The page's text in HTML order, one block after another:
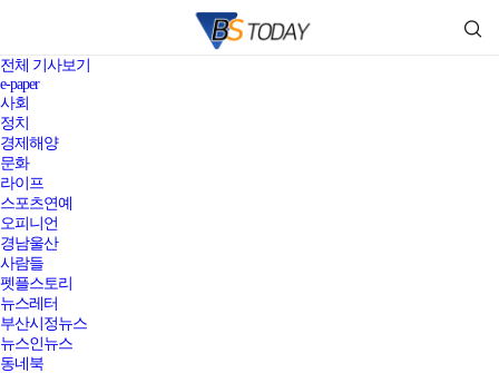
전체 기사보기
e-paper
사회
정치
경제해양
문화
라이프
스포츠연예
오피니언
경남울산
사람들
펫플스토리
뉴스레터
부산시정뉴스
뉴스인뉴스
동네북